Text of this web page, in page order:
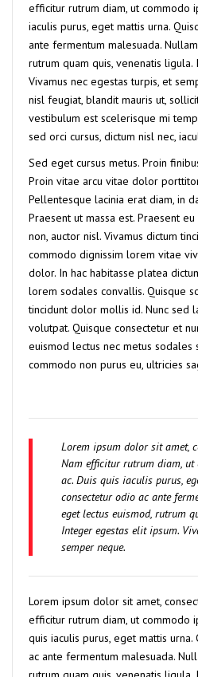
efficitur rutrum diam, ut commodo
iaculis purus, eget mattis urna.
ante fermentum malesuada.
rutrum quam quis, venenatis
Vivamus nec egestas turpis, et
nisl feugiat, blandit mauris ut,
vestibulum est scelerisque mi
sed orci cursus, dictum nisl nec,
Sed eget cursus metus. Proin
Proin vitae arcu vitae dolor
Pellentesque lacinia erat diam, in
Praesent ut massa est. Praesent
non, auctor nisl. Vivamus dictum
commodo dignissim lorem vitae
dolor. In hac habitasse platea
lorem sodales convallis. Quisque
tincidunt dolor mollis id. Nunc sed
volutpat. Quisque consectetur et
euismod lectus nec metus sodales
commodo non purus eu, ultricies
Lorem ipsum dolor sit amet,
Nam efficitur rutrum diam, ut
ac. Duis quis iaculis purus,
consectetur odio ac ante
eget lectus euismod, rutrum
Integer egestas elit ipsum.
semper neque.
Lorem ipsum dolor sit amet,
efficitur rutrum diam, ut commodo
quis iaculis purus, eget mattis
ac ante fermentum malesuada.